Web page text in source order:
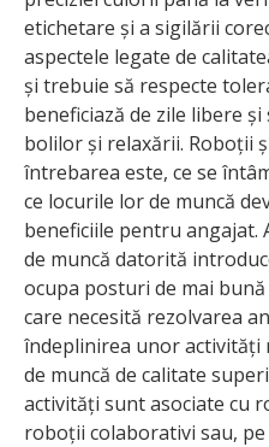
etichetare și a sigilării
aspectele legate de
și trebuie să respecte
beneficiază de zile libere
bolilor și relaxării. Roboții
întrebarea este, ce se
ce locurile lor de muncă
beneficiile pentru angajat.
de muncă datorită
ocupa posturi de mai
care necesită rezolvarea
îndeplinirea unor activități
de muncă de calitate
activități sunt asociate cu
roboții colaborativi sau,